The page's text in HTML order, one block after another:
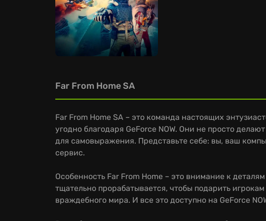
Far From Home SA
Far From Home SA – это команда настоящих
угодно благодаря GeForce NOW. Они не просто
для самовыражения. Представьте себе: вы, ваш
сервис.
Особенность Far From Home – это внимание к
тщательно прорабатывается, чтобы подарить
враждебного мира. И все это доступно на GeForce